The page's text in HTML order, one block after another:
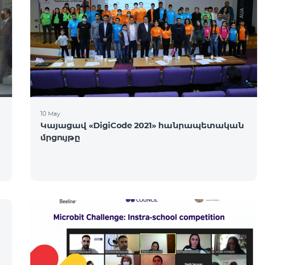
10 May
Կայացավ «DigiCode 2021» հանրապետական
մրցույթը